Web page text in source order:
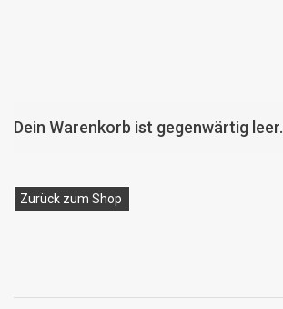
Dein Warenkorb ist gegenwärtig leer.
Zurück zum Shop